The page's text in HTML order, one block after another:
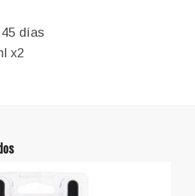
días
x2